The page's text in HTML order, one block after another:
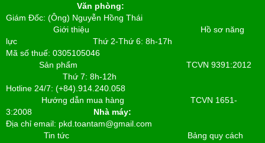
Văn phòng:
Giám Đốc: (Ông) Nguyễn Hồng Thái
Giới thiệu
Hồ sơ năng
lực
Thứ 2-Thứ 6: 8h-17h
Mã số thuế: 0305105046
Sản phẩm
TCVN 9391:2012
Thứ 7: 8h-12h
Hotline 24/7: (+84).914.240.058
Hướng dẫn mua hàng
TCVN 1651-
3:2008 Nhà máy:
Địa chỉ email: pkd.toantam@gmail.com
Tin tức
Bảng quy cách